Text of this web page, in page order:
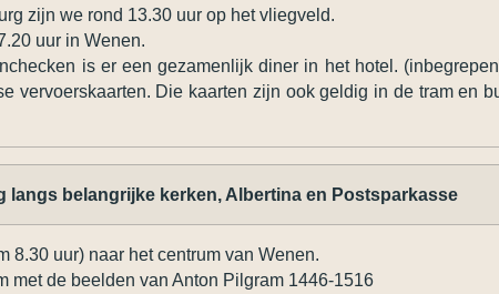
zijn we rond 13.30 uur op het vliegveld.
uur in Wenen.
is er een gezamenlijk diner in het hotel.
vervoerskaarten. Die kaarten zijn ook geldig in de tram en
langs belangrijke kerken, Albertina en Postsparkasse
8.30 uur) naar het centrum van Wenen.
met de beelden van Anton Pilgram 1446-1516